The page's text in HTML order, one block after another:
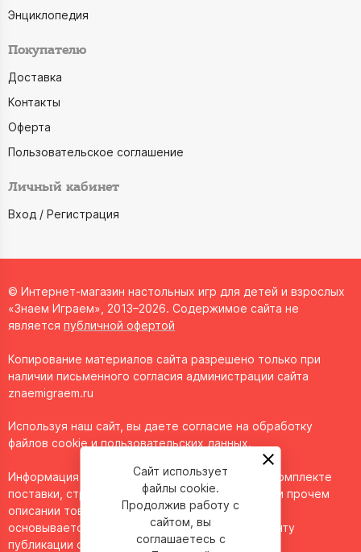
Энциклопедия
Покупателю
Доставка
Контакты
Оферта
Пользовательское соглашение
Личный кабинет
Вход / Регистрация
© Интернет-магазин настольных игр для детей и взрослых
«Знаем Играем», 2013–2026. Содержимое сайта не
является публичной офертой
Копирование материалов сайта разрешено только при
наличии письменного согласия администрации сайта
znaemigraem.ru
Используя наш сайт, вы даете согласие на обработку
файлов cookie и пользовательских данных.
Информация о технических характеристиках, комплекте
поставки, стране изготовления, внешнем виде и прочем
описании товара носит справочный характер и
основывается на последних доступных к моменту
публикации сведениях.
Сайт использует
файлы cookie.
Продолжив работу с
сайтом, вы
соглашаетесь с